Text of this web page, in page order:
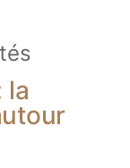
la